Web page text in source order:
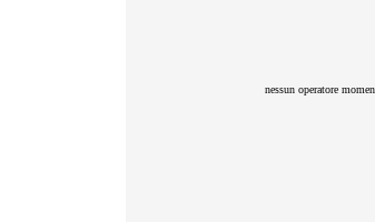
nessun operatore